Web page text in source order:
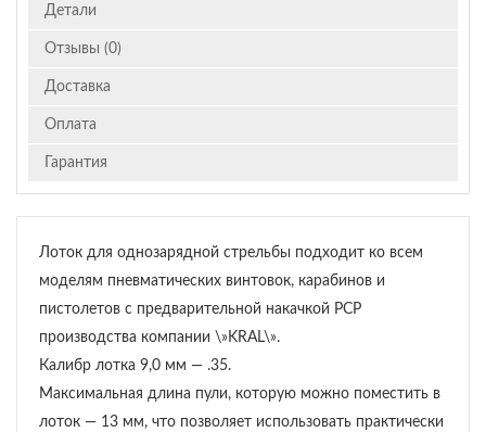
Детали
Отзывы (0)
Доставка
Оплата
Гарантия
Лоток для однозарядной стрельбы подходит ко всем
моделям пневматических винтовок, карабинов и
пистолетов с предварительной накачкой РСР
производства компании \»KRAL\».
Калибр лотка 9,0 мм — .35.
Максимальная длина пули, которую можно поместить в
лоток — 13 мм, что позволяет использовать практически